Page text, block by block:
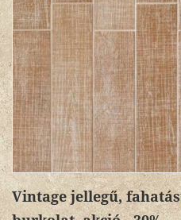
Vintage jellegű,